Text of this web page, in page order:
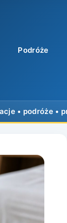
Podróże